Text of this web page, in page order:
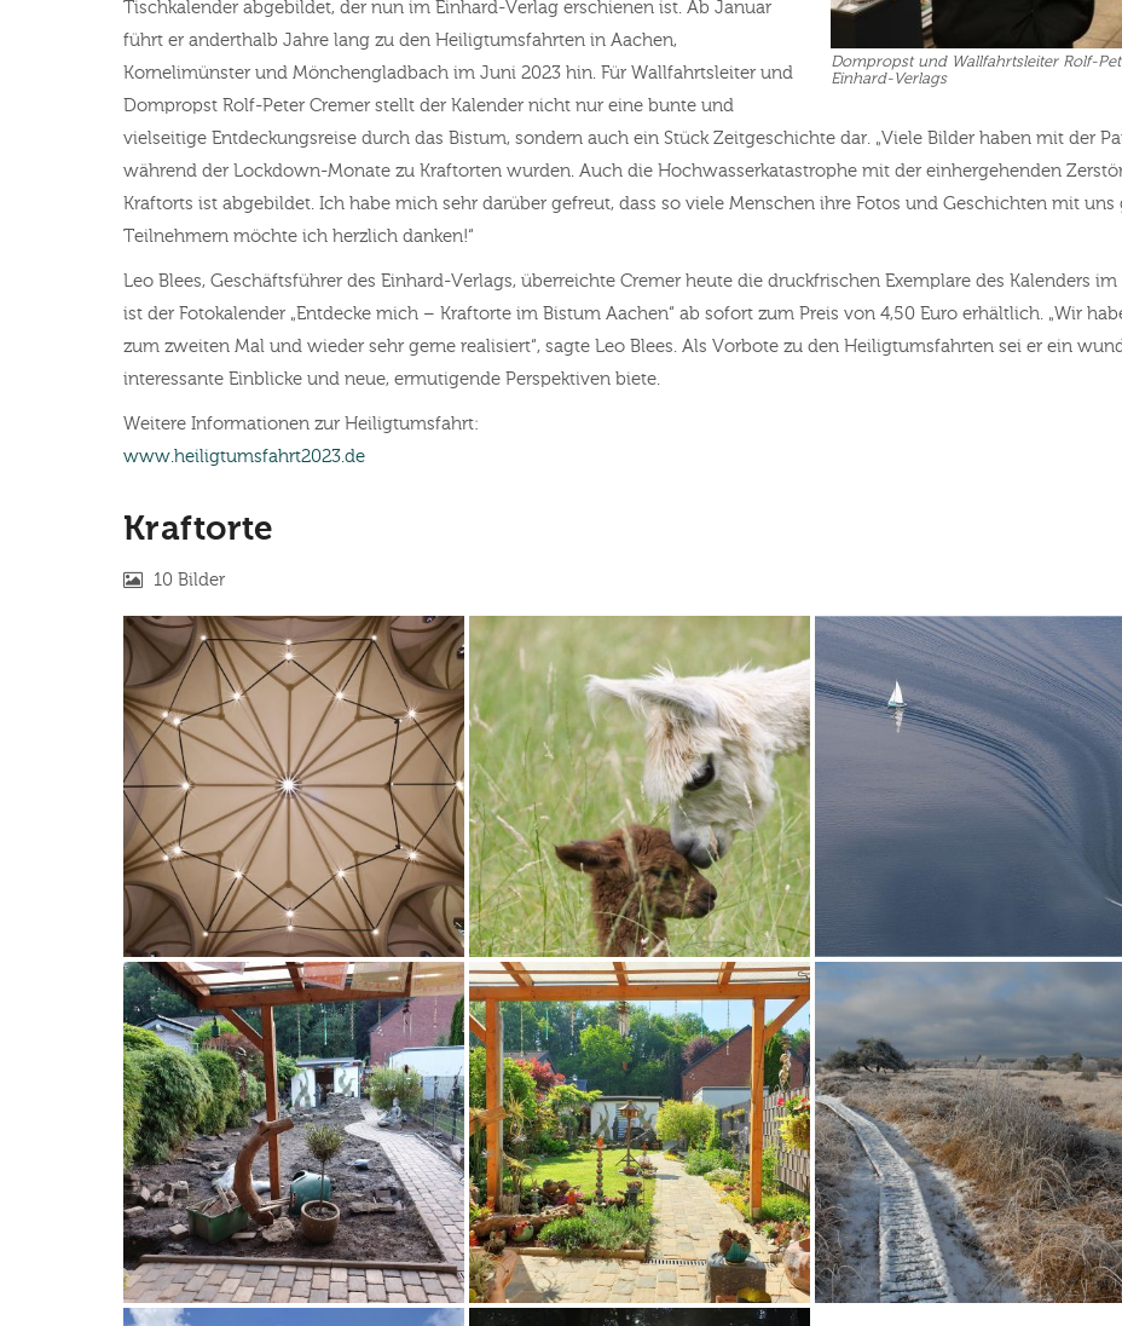
Dompropst und Wallfahrtsleiter Rolf-
Einhard-Verlags
Tischkalender abgebildet, der nun im Einhard-Verlag erschienen ist. Ab Januar
führt er anderthalb Jahre lang zu den Heiligtumsfahrten in Aachen,
Kornelimünster und Mönchengladbach im Juni 2023 hin. Für Wallfahrtsleiter und
Dompropst Rolf-Peter Cremer stellt der Kalender nicht nur eine bunte und
vielseitige Entdeckungsreise durch das Bistum, sondern auch ein Stück Zeitgeschichte dar. „Viele Bilder haben mit der
während der Lockdown-Monate zu Kraftorten wurden. Auch die Hochwasserkatastrophe mit der einhergehenden
Kraftorts ist abgebildet. Ich habe mich sehr darüber gefreut, dass so viele Menschen ihre Fotos und Geschichten mit
Teilnehmern möchte ich herzlich danken!“
Leo Blees, Geschäftsführer des Einhard-Verlags, überreichte Cremer heute die druckfrischen Exemplare des Kalenders
ist der Fotokalender „Entdecke mich – Kraftorte im Bistum Aachen“ ab sofort zum Preis von 4,50 Euro erhältlich. „Wir
zum zweiten Mal und wieder sehr gerne realisiert“, sagte Leo Blees. Als Vorbote zu den Heiligtumsfahrten sei er ein
interessante Einblicke und neue, ermutigende Perspektiven biete.
Weitere Informationen zur Heiligtumsfahrt:
www.heiligtumsfahrt2023.de
Kraftorte
10 Bilder